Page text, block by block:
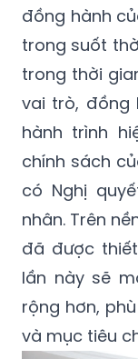
đồng hành
trong suốt
trong thời
vai trò, đồng
hành trình
chính sách
có Nghị
nhân. Trên
đã được
lần này sẽ
rộng hơn,
và mục tiêu